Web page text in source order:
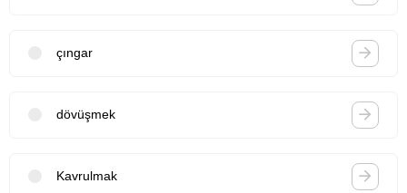
çıngar
dövüşmek
Kavrulmak